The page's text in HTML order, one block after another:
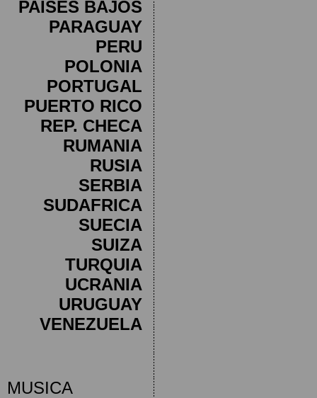
PAISES BAJOS
PARAGUAY
PERU
POLONIA
PORTUGAL
PUERTO RICO
REP. CHECA
RUMANIA
RUSIA
SERBIA
SUDAFRICA
SUECIA
SUIZA
TURQUIA
UCRANIA
URUGUAY
VENEZUELA
MUSICA